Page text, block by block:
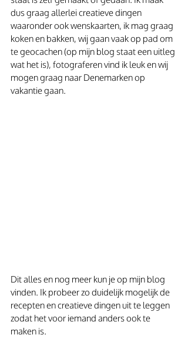
dus graag allerlei creatieve dingen
waaronder ook wenskaarten, ik mag graag
koken en bakken, wij gaan vaak op pad om
te geocachen (op mijn blog staat een uitleg
wat het is), fotograferen vind ik leuk en wij
mogen graag naar Denemarken op
vakantie gaan.
Dit alles en nog meer kun je op mijn blog
vinden. Ik probeer zo duidelijk mogelijk de
recepten en creatieve dingen uit te leggen
zodat het voor iemand anders ook te
maken is.